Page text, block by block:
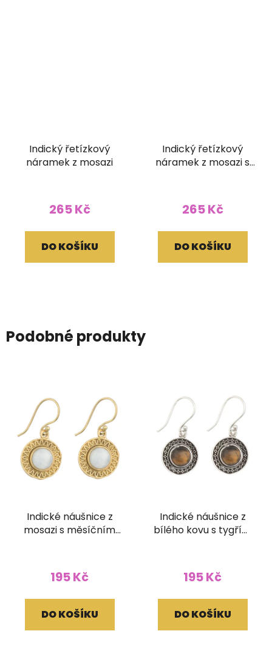
Indický řetízkový
náramek z mosazi
265 Kč
DO KOŠÍKU
Indický řetízkový
náramek z mosazi s
265 Kč
DO KOŠÍKU
Podobné produkty
Indické náušnice z
mosazi s měsíčním
195 Kč
DO KOŠÍKU
Indické náušnice z
bílého kovu s tygřím
195 Kč
DO KOŠÍKU